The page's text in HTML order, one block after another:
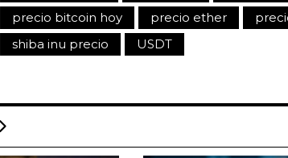
precio bitcoin hoy
precio ether
shiba inu precio
USDT